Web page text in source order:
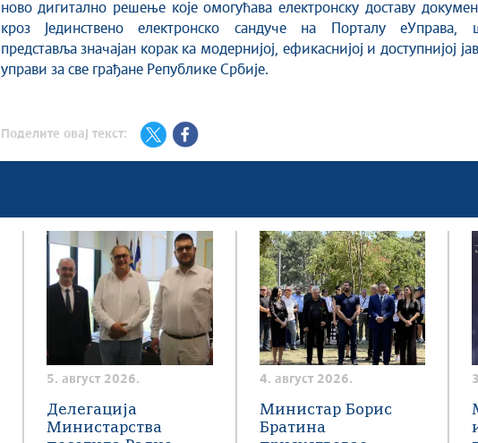
ново дигитално решење које омогућава електронску доставу
кроз Јединствено електронско сандуче на Порталу еУправа,
представља значајан корак ка модернијој, ефикаснијој и доступнијој
управи за све грађане Републике Србије.
Поделите овај текст:
5. август 2026.
Делегација
Министарства
4. август 2026.
Министар Борис
Братина